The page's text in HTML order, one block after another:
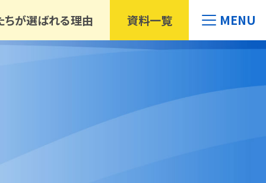
ちが選ばれる理由 資料一覧 MENU